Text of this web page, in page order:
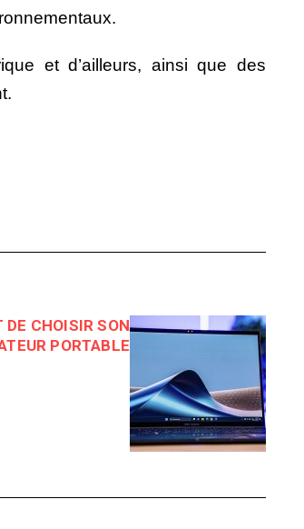
et d’ailleurs, ainsi que des
DE CHOISIR SON
PORTABLE